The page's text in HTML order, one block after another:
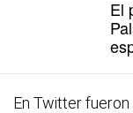
El
En Twitter